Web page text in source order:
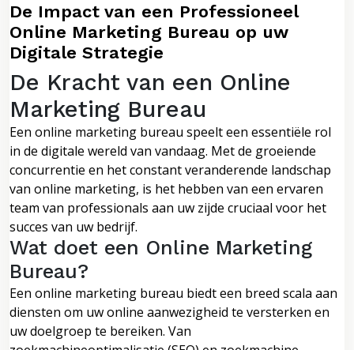
De Impact van een Professioneel
Online Marketing Bureau op uw
Digitale Strategie
De Kracht van een Online
Marketing Bureau
Een online marketing bureau speelt een essentiële rol
in de digitale wereld van vandaag. Met de groeiende
concurrentie en het constant veranderende landschap
van online marketing, is het hebben van een ervaren
team van professionals aan uw zijde cruciaal voor het
succes van uw bedrijf.
Wat doet een Online Marketing
Bureau?
Een online marketing bureau biedt een breed scala aan
diensten om uw online aanwezigheid te versterken en
uw doelgroep te bereiken. Van